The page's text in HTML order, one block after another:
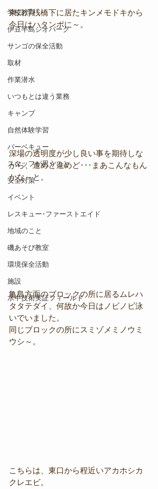
学校教育
伊豆半島ジオパーク
サンゴの保全活動
取材
作業潜水
いつもとは違う業務
キャンプ
自然体験学習
バーベキュー
スタッフが思うこと
安全対策
イベント
レスキュー･ファーストエイド
地域のこと
磯あそび教室
環境保全活動
施設
水中技術実証フィールド
東口浮桟橋下に居たキンメモドキから
今日はハタンポに～。
深場の透明度が少し良い事を期待しな
がら、進めど進めど･･･まあこんなもん
かな～と。
亀島方面のブロックの所に居るムレハ
タタテダイ、何故か今日はノビノビ泳
いでいました。
同じブロックの所にスミゾメミノウミ
ウシ～。
こちらは、東口から程近いアカホシカ
クレエビ。